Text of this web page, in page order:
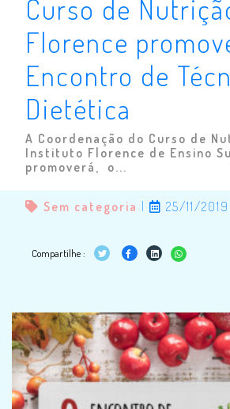
Curso de
Florence
Encontro de
Dietética
A Coordenação do Curso de
Instituto Florence de Ensino
promoverá, o...
Sem categoria 25/11/2019
Compartilhe :